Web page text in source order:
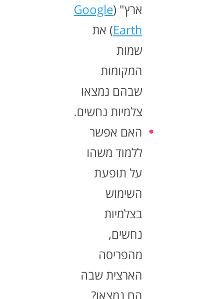
ארץ" (Google
Earth) את
שמות
המקומות
שבהם נמצאו
צלמיות נחשים.
האם אפשר
ללמוד משהו
על תופעת
השימוש
בצלמיות
נחשים,
מהפריסה
הארצית שבה
הם נמצאו?